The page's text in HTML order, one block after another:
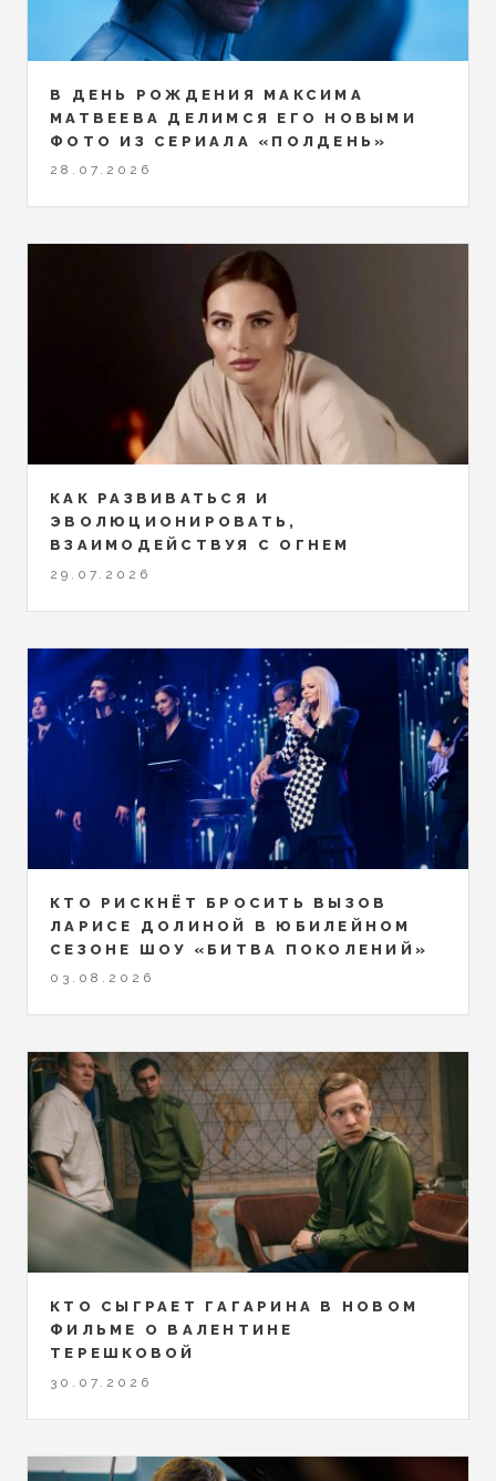
В ДЕНЬ РОЖДЕНИЯ МАКСИМА
МАТВЕЕВА ДЕЛИМСЯ ЕГО НОВЫМИ
ФОТО ИЗ СЕРИАЛА «ПОЛДЕНЬ»
28.07.2026
КАК РАЗВИВАТЬСЯ И
ЭВОЛЮЦИОНИРОВАТЬ,
ВЗАИМОДЕЙСТВУЯ С ОГНЕМ
29.07.2026
КТО РИСКНЁТ БРОСИТЬ ВЫЗОВ
ЛАРИСЕ ДОЛИНОЙ В ЮБИЛЕЙНОМ
СЕЗОНЕ ШОУ «БИТВА ПОКОЛЕНИЙ»
03.08.2026
КТО СЫГРАЕТ ГАГАРИНА В НОВОМ
ФИЛЬМЕ О ВАЛЕНТИНЕ
ТЕРЕШКОВОЙ
30.07.2026